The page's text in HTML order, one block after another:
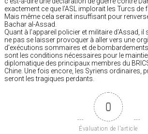
exactement ce que l’ASL implorait les Turcs de
Mais même cela serait insuffisant pour
Bachar al-Assad.
Quant à l’appareil policier et militaire d’Assad, il
ne pas se laisser provoquer à aller vers une
d’exécutions sommaires et de
sont les conditions nécessaires pour le
diplomatique des principaux membres du
Chine. Une fois encore, les Syriens ordinaires,
seront les tragiques perdants.
0
Évaluation de l'article